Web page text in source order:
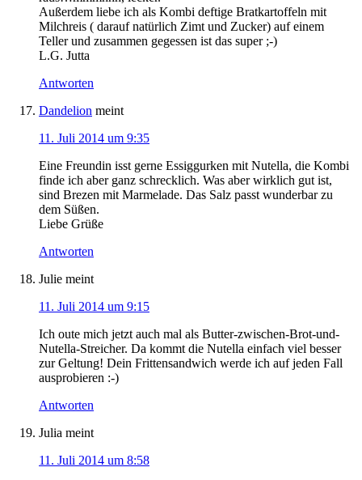
Außerdem liebe ich als Kombi deftige Bratkartoffeln mit
Milchreis ( darauf natürlich Zimt und Zucker) auf einem
Teller und zusammen gegessen ist das super ;-)
L.G. Jutta
Antworten
Dandelion meint
11. Juli 2014 um 9:35
Eine Freundin isst gerne Essiggurken mit Nutella, die Kombi
finde ich aber ganz schrecklich. Was aber wirklich gut ist,
sind Brezen mit Marmelade. Das Salz passt wunderbar zu
dem Süßen.
Liebe Grüße
Antworten
Julie meint
11. Juli 2014 um 9:15
Ich oute mich jetzt auch mal als Butter-zwischen-Brot-und-
Nutella-Streicher. Da kommt die Nutella einfach viel besser
zur Geltung! Dein Frittensandwich werde ich auf jeden Fall
ausprobieren :-)
Antworten
Julia meint
11. Juli 2014 um 8:58